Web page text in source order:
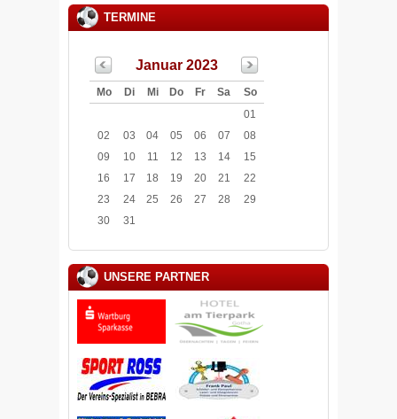
TERMINE
Januar 2023
Mo Di Mi Do Fr Sa
So
01
02
03 04 05 06 07
08
09
10 11 12 13 14
15
16
17 18 19 20 21
22
23
24 25 26 27 28
29
30
31
UNSERE PARTNER